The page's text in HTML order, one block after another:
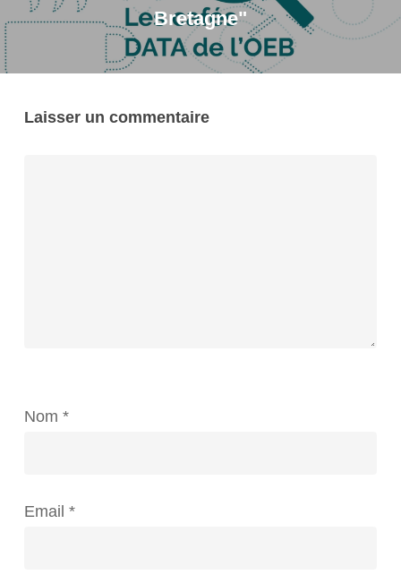
Bretagne"
Laisser un commentaire
Nom *
Email *